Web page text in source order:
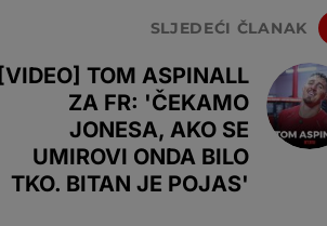
SLJEDEĆI ČLANAK
[VIDEO] TOM ASPINALL
ZA FR: 'ČEKAMO
JONESA, AKO SE
UMIROVI ONDA BILO
TKO. BITAN JE POJAS'